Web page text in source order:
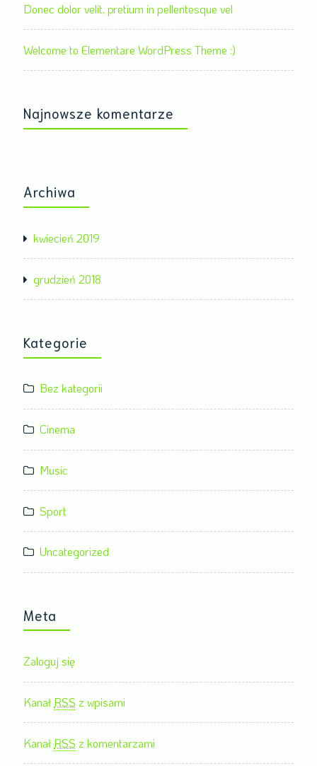
Donec dolor velit, pretium in pellentesque vel
Welcome to Elementare WordPress Theme :)
Najnowsze komentarze
Archiwa
kwiecień 2019
grudzień 2018
Kategorie
Bez kategorii
Cinema
Music
Sport
Uncategorized
Meta
Zaloguj się
Kanał RSS z wpisami
Kanał RSS z komentarzami